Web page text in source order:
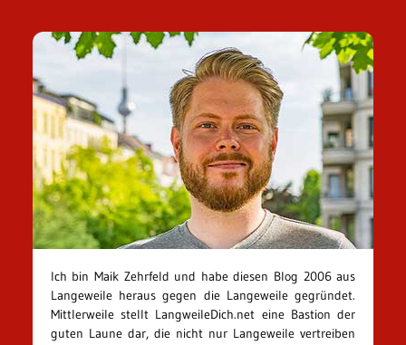
Ich bin Maik Zehrfeld und habe diesen Blog 2006 aus
Langeweile heraus gegen die Langeweile gegründet.
Mittlerweile stellt LangweileDich.net eine Bastion der
guten Laune dar, die nicht nur Langeweile vertreiben